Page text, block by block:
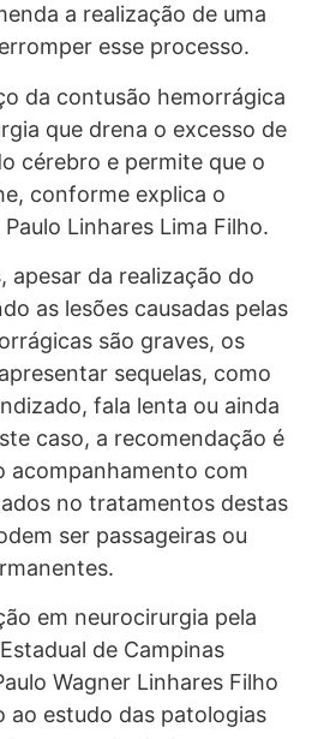
a realização de uma
esse processo.
da contusão hemorrágica
que drena o excesso de
cérebro e permite que o
conforme explica o
Linhares Lima Filho.
apesar da realização do
as lesões causadas pelas
são graves, os
sequelas, como
fala lenta ou ainda
caso, a recomendação é
acompanhamento com
no tratamentos destas
ser passageiras ou
em neurocirurgia pela
de Campinas
Wagner Linhares Filho
ao estudo das patologias